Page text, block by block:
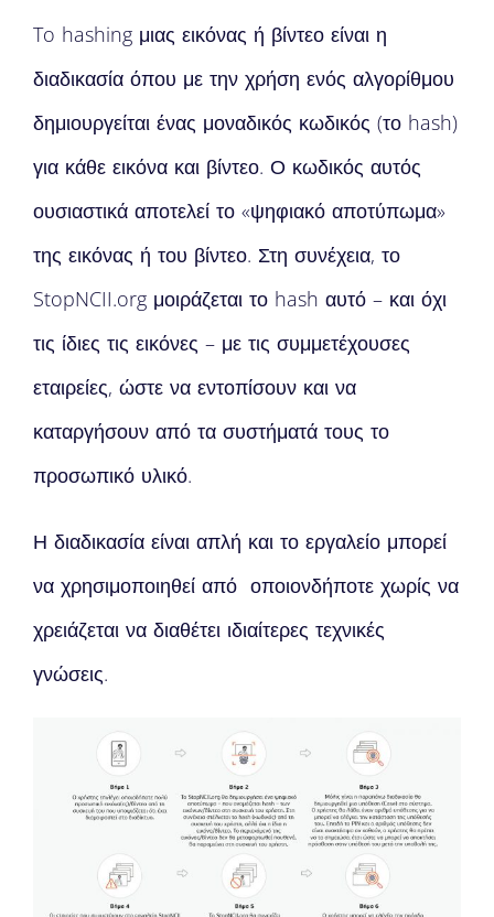
To hashing μιας εικόνας ή βίντεο είναι η
διαδικασία όπου με την χρήση ενός αλγορίθμου
δημιουργείται ένας μοναδικός κωδικός (το hash)
για κάθε εικόνα και βίντεο. Ο κωδικός αυτός
ουσιαστικά αποτελεί το «ψηφιακό αποτύπωμα»
της εικόνας ή του βίντεο. Στη συνέχεια, το
StopNCII.org μοιράζεται το hash αυτό – και όχι
τις ίδιες τις εικόνες – με τις συμμετέχουσες
εταιρείες, ώστε να εντοπίσουν και να
καταργήσουν από τα συστήματά τους το
προσωπικό υλικό.
Η διαδικασία είναι απλή και το εργαλείο μπορεί
να χρησιμοποιηθεί από οποιονδήποτε χωρίς να
χρειάζεται να διαθέτει ιδιαίτερες τεχνικές
γνώσεις.